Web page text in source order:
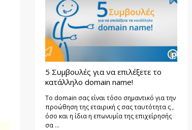
5 Συμβουλές για να επιλέξετε το
κατάλληλο domain name!
Το domain σας είναι τόσο σημαντικό για την
προώθηση της εταιρική ς σας ταυτότητα ς ,
όσο και η ίδια η επωνυμία της επιχείρησής
σα ...